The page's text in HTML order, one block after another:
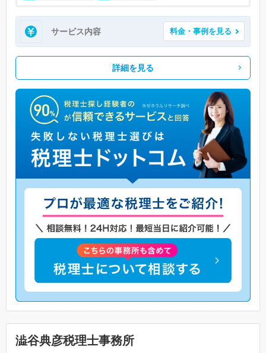
サービス内容 料金・事例を見る
詳細を見る
澁谷典彦税理士事務所